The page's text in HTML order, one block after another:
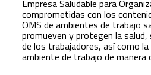
Empresa Saludable para
comprometidas con los
OMS de ambientes de trabajo
promueven y protegen la
de los trabajadores, así como
ambiente de trabajo de manera